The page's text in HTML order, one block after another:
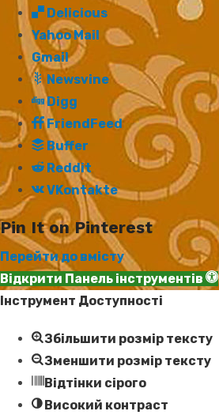
Delicious
Yahoo Mail
Gmail
Newsvine
Digg
FriendFeed
Buffer
Reddit
VKontakte
Pin It on Pinterest
Перейти до вмісту
Відкрити Панель інструментів
Інструмент Доступності
Збільшити розмір тексту
Зменшити розмір тексту
Відтінки сірого
Високий контраст